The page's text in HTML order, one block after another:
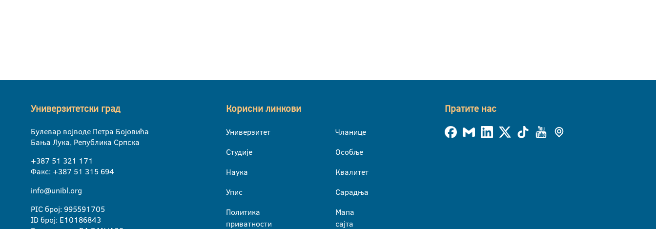
Универзитетски град
Булевар војводе Петра Бојовића
Бања Лука, Република Српска
+387 51 321 171
Факс: +387 51 315 694
info@unibl.org
PIC број: 995591705
ID број: E10186843
Корисни линкови
Универзитет
Студије
Наука
Упис
Политика
приватности
Чланице
Особље
Квалитет
Сарадња
Мапа
сајта
Пратите нас